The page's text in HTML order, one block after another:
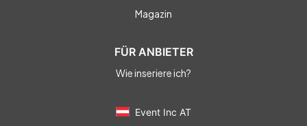
Magazin
FÜR ANBIETER
Wie inseriere ich?
Event Inc AT